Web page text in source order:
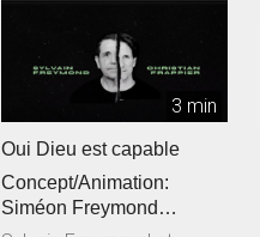
3 min
Oui Dieu est capable
Concept/Animation:
Siméon Freymond